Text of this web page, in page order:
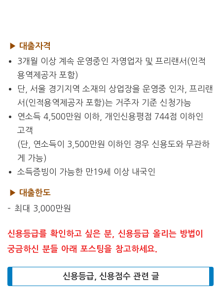
▶ 대출자격
3개월 이상 계속 운영중인 자영업자 및 프리랜서(인적
용역제공자 포함)
단, 서울 경기지역 소재의 상업장을 운영중 인자, 프리랜
서(인적용역제공자 포함)는 거주자 기준 신청가능
연소득 4,500만원 이하, 개인신용평점 744점 이하인
고객
(단, 연소득이 3,500만원 이하인 경우 신용도와 무관하
게 가능)
소득증빙이 가능한 만19세 이상 내국인
▶ 대출한도
– 최대 3,000만원
신용등급를 확인하고 싶은 분, 신용등급 올리는 방법이
궁금하신 분들 아래 포스팅을 참고하세요.
신용등급, 신용점수 관련 글